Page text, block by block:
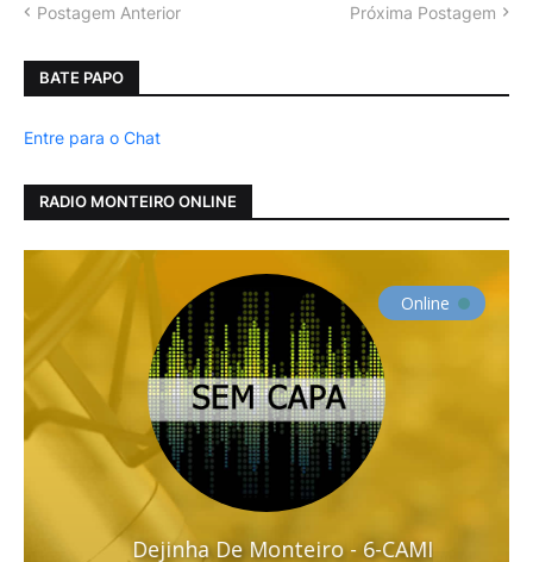
Postagem Anterior Próxima Postagem
BATE PAPO
Entre para o Chat
RADIO MONTEIRO ONLINE